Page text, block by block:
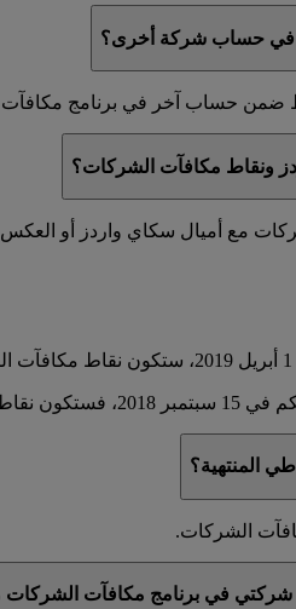
في حساب شركة أخرى؟
ضمن حساب آخر في برنامج
ونقاط مكافآت الشركات؟
مع أميال سكاي واردز أو
أيلول 2020.
المنتهية؟
الشركات.
في برنامج مكافآت الشركات